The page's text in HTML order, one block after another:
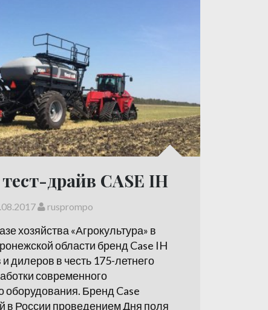
драйв CASE IH
rusprompo
хозяйства «Агрокультура» в
области бренд Case IH
дилеров в честь 175-летнего
современного
оборудования. Бренд Case
в России проведением Дня поля